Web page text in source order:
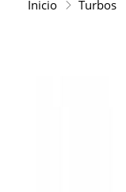
Inicio Turbos